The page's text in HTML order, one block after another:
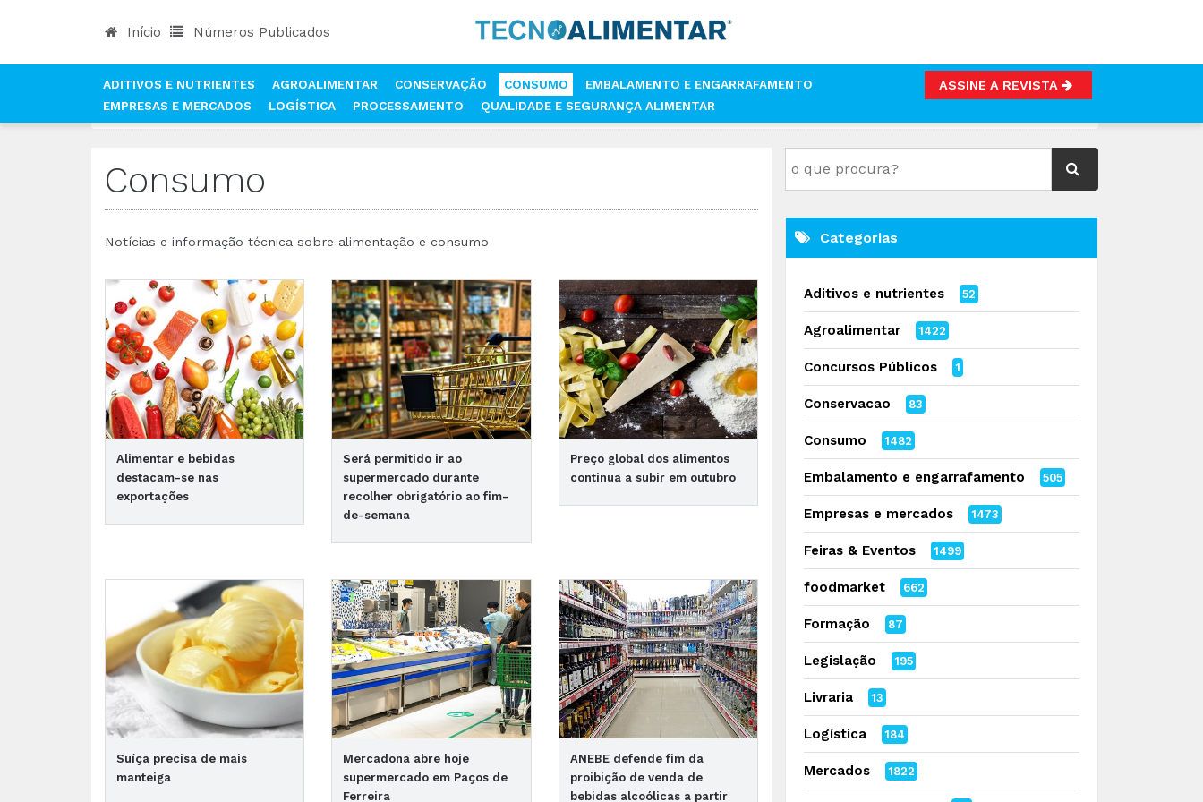
Início Números Publicados
ADITIVOS E NUTRIENTES AGROALIMENTAR CONSERVAÇÃO CONSUMO
EMBALAMENTO E ENGARRAFAMENTO
EMPRESAS E MERCADOS
LOGÍSTICA PROCESSAMENTO QUALIDADE E SEGURANÇA ALIMENTAR
ASSINE A REVISTA
Consumo
Notícias e informação técnica sobre alimentação e consumo
Alimentar e bebidas
destacam-se nas
exportações
Será permitido ir ao
supermercado durante
recolher obrigatório ao fim-
de-semana
Preço global dos alimentos
continua a subir em outubro
Suíça precisa de mais
manteiga
Mercadona abre hoje
supermercado em Paços de
Ferreira
ANEBE defende fim da
proibição de venda de
bebidas alcoólicas a partir
Categorias
Aditivos e nutrientes 52
Agroalimentar 1422
Concursos Públicos 1
Conservacao 83
Consumo 1482
Embalamento e engarrafamento 505
Empresas e mercados 1473
Feiras & Eventos 1499
foodmarket 662
Formação 87
Legislação 195
Livraria 13
Logística 184
Mercados 1822